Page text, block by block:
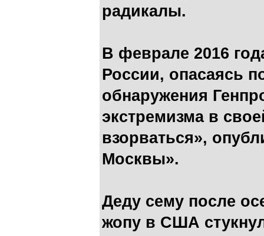
радикалы.
В феврале 2016
России, опасаясь
обнаружения
экстремизма в
взорваться»,
Москвы».
Деду сему после
жопу в США